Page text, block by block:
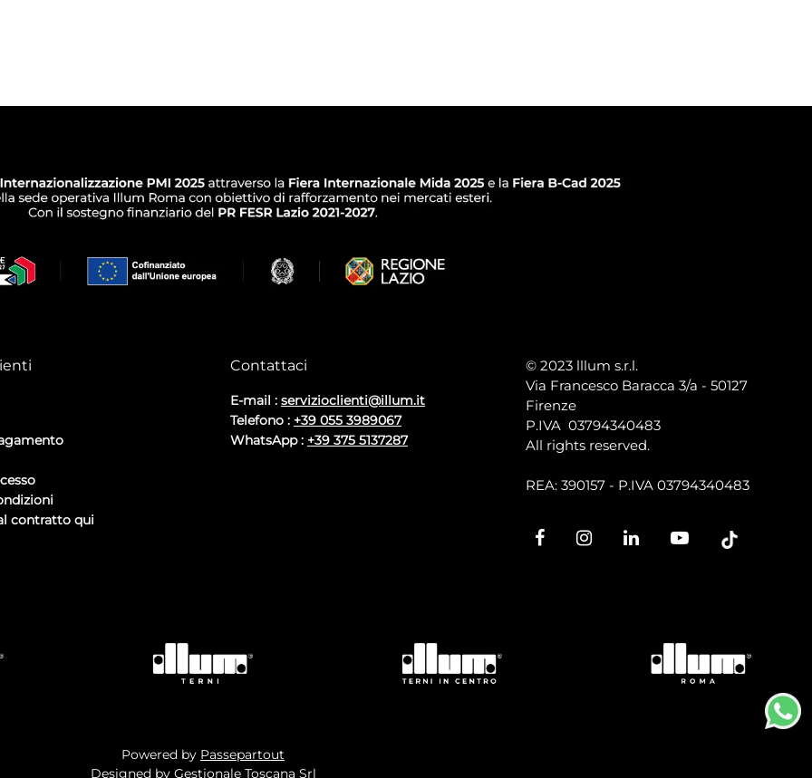
contratto qui
Contattaci
E-mail : servizioclienti@illum.it
Telefono : +39 055 3989067
WhatsApp : +39 375 5137287
© 2023 lllum s.r.l.
Via Francesco Baracca 3/a - 50127
Firenze
P.IVA 03794340483
All rights reserved.
REA: 390157 - P.IVA 03794340483
Powered by Passepartout
Designed by Gestionale Toscana Srl